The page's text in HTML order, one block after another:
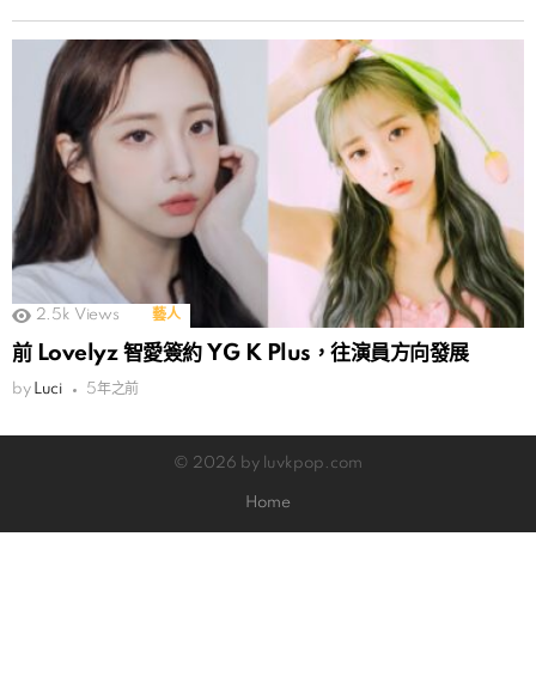
2.5k Views 藝人
前 Lovelyz 智愛簽約 YG K Plus，往演員方向發展
by Luci 5年之前
© 2026 by luvkpop.com
Home